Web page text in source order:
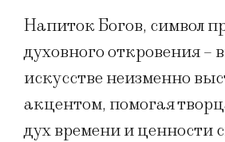
Напиток Богов, символ
духовного откровения –
искусстве неизменно
акцентом, помогая
дух времени и ценности